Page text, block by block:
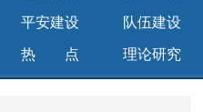
平安建设 队伍建设
热 点 理论研究